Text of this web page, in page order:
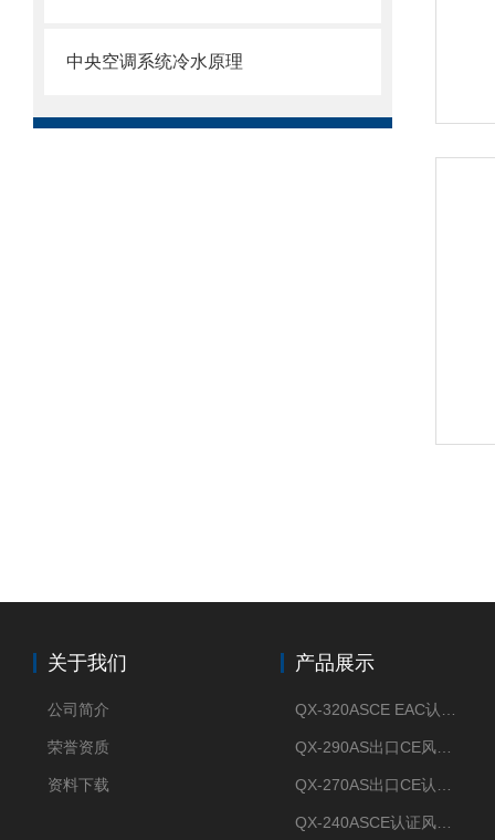
中央空调系统冷水原理
关于我们
公司简介
荣誉资质
资料下载
产品展示